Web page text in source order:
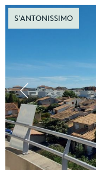
S'ANTONISSIMO